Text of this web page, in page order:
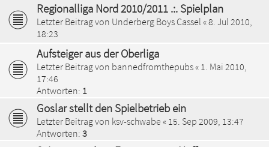
Regionalliga Nord 2010/2011 .:. Spielplan
Letzter Beitrag von Underberg Boys Cassel «8. Jul 2010,
18:23
Aufsteiger aus der Oberliga
Letzter Beitrag von bannedfromthepubs« 1. Mai 2010,
17:46
Antworten: 1
Goslar stellt den Spielbetrieb ein
Letzter Beitrag von ksv-schwabe « 15. Sep 2009, 13:47
Antworten: 3